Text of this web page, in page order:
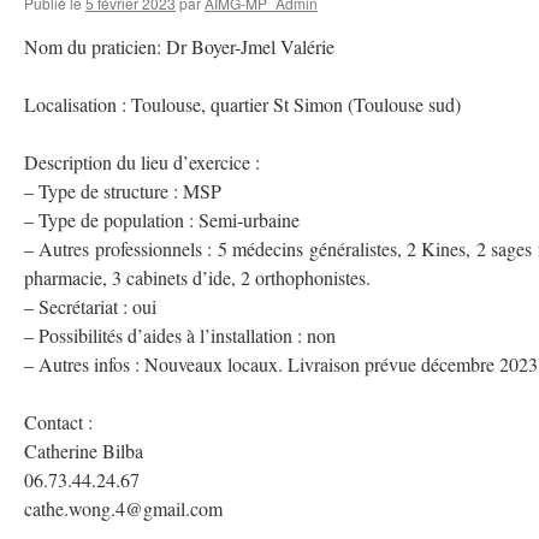
Nom du praticien: Dr Boyer-Jmel Valérie
Localisation : Toulouse, quartier St Simon (Toulouse sud)
Description du lieu d’exercice :
– Type de structure : MSP
– Type de population : Semi-urbaine
– Autres professionnels : 5 médecins généralistes, 2 Kines, 2
pharmacie, 3 cabinets d’ide, 2 orthophonistes.
– Secrétariat : oui
– Possibilités d’aides à l’installation : non
– Autres infos : Nouveaux locaux. Livraison prévue décembre
Contact :
Catherine Bilba
06.73.44.24.67
cathe.wong.4@gmail.com